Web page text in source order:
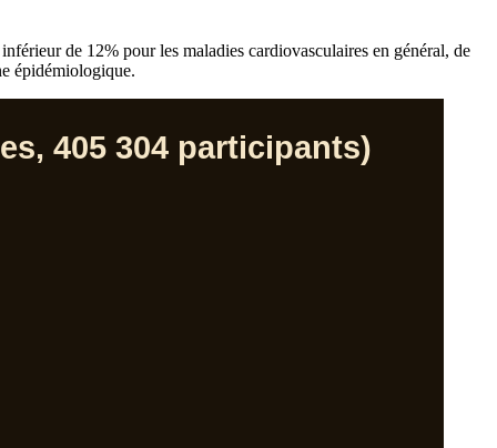
de 12% pour les maladies cardiovasculaires en général, de
épidémiologique.
405 304 participants)